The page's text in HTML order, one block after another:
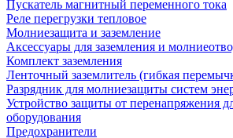
Пускатель магнитный переменного тока
Реле перегрузки тепловое
Молниезащита и заземление
Аксессуары для заземления и
Комплект заземления
Ленточный заземлитель (гибкая
Разрядник для молниезащиты систем
Устройство защиты от перенапряжения
оборудования
Предохранители